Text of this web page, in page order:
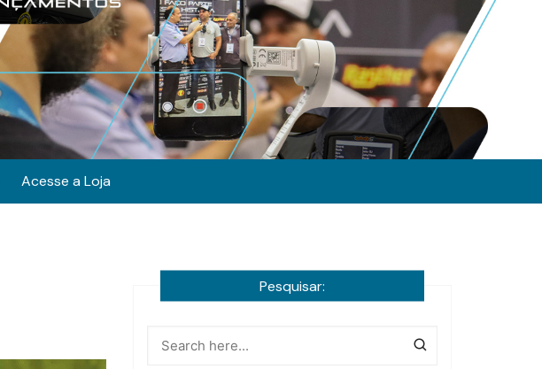
Acesse a Loja
Pesquisar: